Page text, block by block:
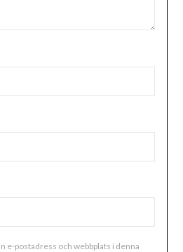
e-postadress och webbplats i denna